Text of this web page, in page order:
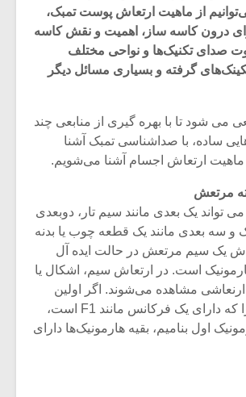
از ماهیت ارتعاش پوست تمبک،
درون کاسه ساز، اهمیت و نقش کاسه
صدای تکنیک‌ها و نواحی مختلف
گرفته و بسیاری مسائل دیگر
می شود تا با بهره گیری از منابعی چند
ساده، با صداشناسی تمبک آشنا
ماهیت ارتعاش اجسام آشنا می‌شویم.
مرتعش
تواند یک بعدی مانند سیم تار، دوبعدی
و سه بعدی مانند یک قطعه چوب یا بدنه
یک سیم مرتعش در حالت ایده آل
است. در ارتعاش سیم، اشکال یا
مشاهده می‌شوند. اگر اولین
شکل ارتعاشی را که دارای یک فرکانس مانند F1 است،
صدای پایه یا هارمونیک اول بنامیم، بقیه هارمونیک‎‌ها دارای